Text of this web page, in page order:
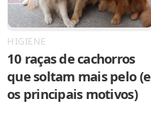
HIGIENE
10 raças de cachorros
que soltam mais pelo (e
os principais motivos)